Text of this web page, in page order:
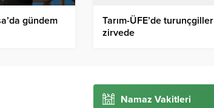
gündem
Tarım-ÜFE’de turunçgiller
zirvede
Namaz Vakitleri